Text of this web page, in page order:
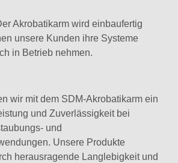
Akrobatikarm wird einbaufertig
unsere Kunden ihre Systeme
in Betrieb nehmen.
wir mit dem SDM-Akrobatikarm ein
und Zuverlässigkeit bei
und
Unsere Produkte
herausragende Langlebigkeit und